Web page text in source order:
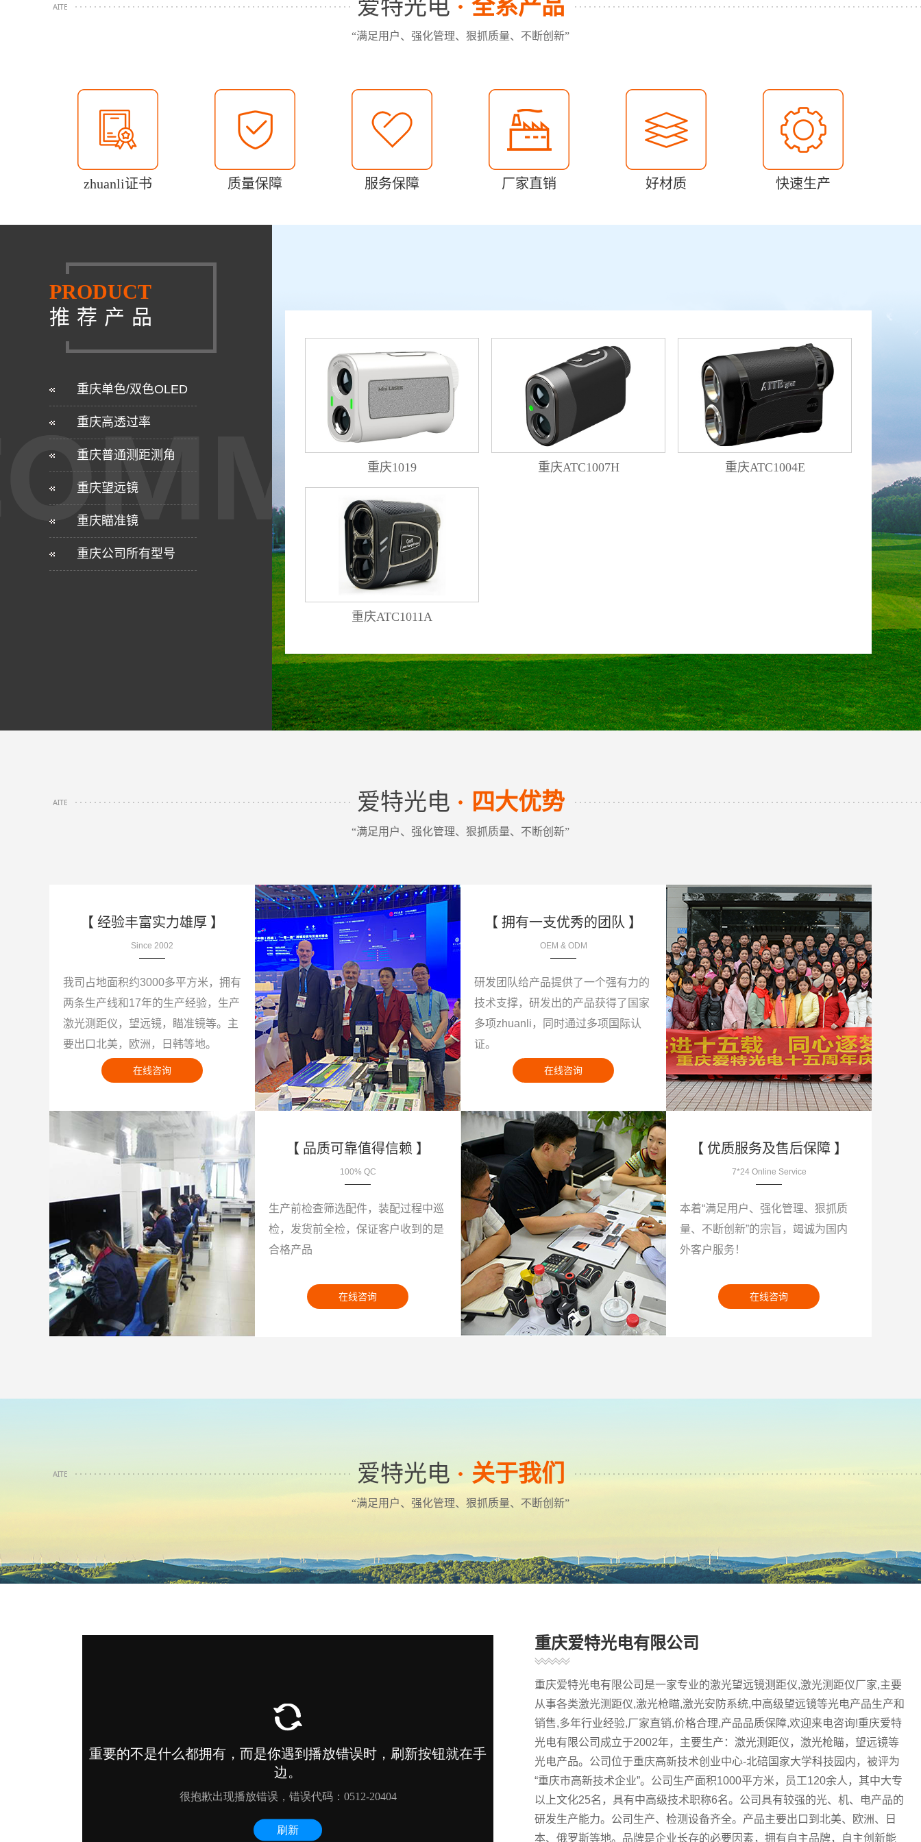
爱特光电 全系产品
“满足用户、强化管理、狠抓质量、不断创新”
zhuanli证书 质量保障 服务保障 厂家直销 好材质 快速生产
PRODUCT
推荐产品
重庆单色/双色OLED
重庆高透过率
重庆普通测距测角
重庆望远镜
重庆瞄准镜
重庆公司所有型号
重庆1019 重庆ATC1007H 重庆ATC1004E
重庆ATC1011A
爱特光电 四大优势
“满足用户、强化管理、狠抓质量、不断创新”
【 经验丰富实力雄厚 】
Since 2002
我司占地面积约3000多平方米，拥有
两条生产线和17年的生产经验，生产
激光测距仪，望远镜，瞄准镜等。主
要出口北美，欧洲，日韩等地。
在线咨询
【 品质可靠值得信赖 】
100% QC
生产前检查筛选配件，装配过程中巡
检，发货前全检，保证客户收到的是
合格产品
在线咨询
【 拥有一支优秀的团队 】
OEM & ODM
研发团队给产品提供了一个强有力的
技术支撑，研发出的产品获得了国家
多项zhuanli，同时通过多项国际认
证。
在线咨询
【 优质服务及售后保障 】
7*24 Online Service
本着“满足用户、强化管理、狠抓质
量、不断创新”的宗旨，竭诚为国内
外客户服务！
在线咨询
爱特光电 关于我们
“满足用户、强化管理、狠抓质量、不断创新”
重庆爱特光电有限公司
重庆爱特光电有限公司是一家专业的激光望远镜测距仪,激光测距仪厂家,主要
从事各类激光测距仪,激光枪瞄,激光安防系统,中高级望远镜等光电产品生产和
销售,多年行业经验,厂家直销,价格合理,产品品质保障,欢迎来电咨询!重庆爱特
光电有限公司成立于2002年，主要生产：激光测距仪，激光枪瞄，望远镜等
光电产品。公司位于重庆高新技术创业中心-北碚国家大学科技园内，被评为
“重庆市高新技术企业”。公司生产面积1000平方米，员工120余人，其中大专
以上文化25名，具有中高级技术职称6名。公司具有较强的光、机、电产品的
研发生产能力。公司生产、检测设备齐全。产品主要出口到北美、欧洲、日
本、俄罗斯等地。品牌是企业长存的必要因素，拥有自主品牌，自主创新能